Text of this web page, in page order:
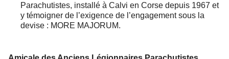
Parachutistes, installé à Calvi en Corse depuis 1967 et
y témoigner de l’exigence de l’engagement sous la
devise : MORE MAJORUM.